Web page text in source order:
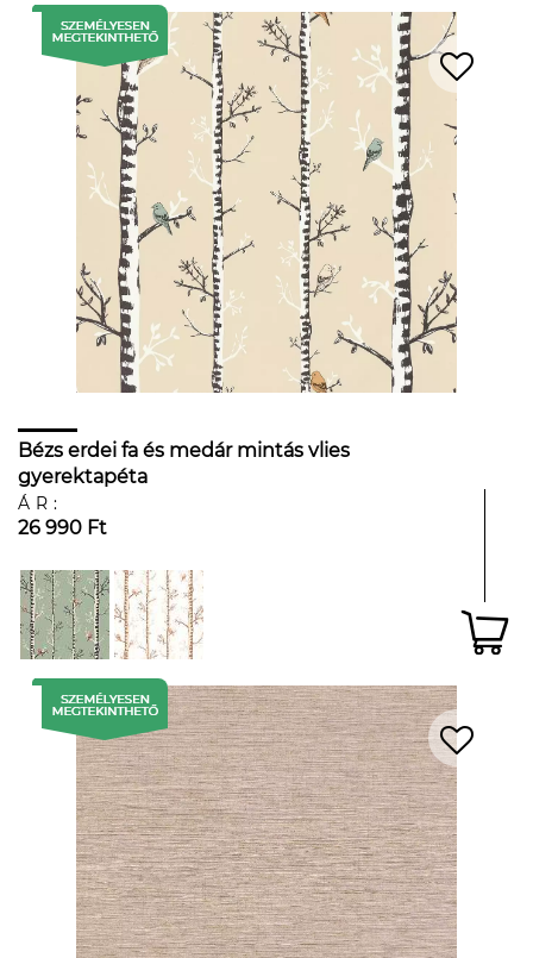
Bézs erdei fa és medár mintás vlies
gyerektapéta
ÁR:
26 990 Ft